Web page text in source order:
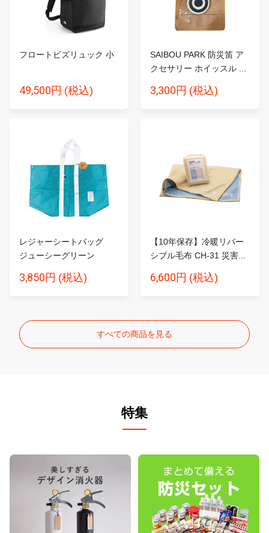
フロートビズリュック 小
49,500円 (税込)
SAIBOU PARK 防災笛 ア
クセサリー ホイッスル ...
3,300円 (税込)
レジャーシートバッグ
ジューシーグリーン
3,850円 (税込)
【10年保存】冷暖リバー
シブル毛布 CH-31 災害...
6,600円 (税込)
すべての商品を見る
特集